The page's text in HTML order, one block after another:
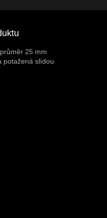
25 mm
potažená slídou